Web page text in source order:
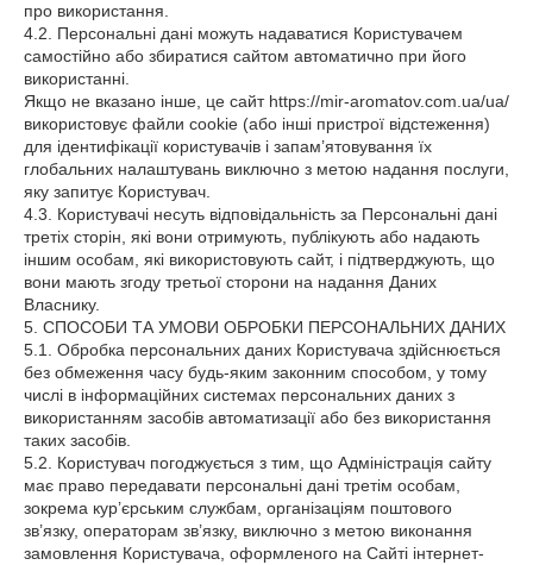
про використання.
4.2. Персональні дані можуть надаватися Користувачем
самостійно або збиратися сайтом автоматично при його
використанні.
Якщо не вказано інше, це сайт https://mir-aromatov.com.ua/ua/
використовує файли cookie (або інші пристрої відстеження)
для ідентифікації користувачів і запам’ятовування їх
глобальних налаштувань виключно з метою надання послуги,
яку запитує Користувач.
4.3. Користувачі несуть відповідальність за Персональні дані
третіх сторін, які вони отримують, публікують або надають
іншим особам, які використовують сайт, і підтверджують, що
вони мають згоду третьої сторони на надання Даних
Власнику.
5. СПОСОБИ ТА УМОВИ ОБРОБКИ ПЕРСОНАЛЬНИХ ДАНИХ
5.1. Обробка персональних даних Користувача здійснюється
без обмеження часу будь-яким законним способом, у тому
числі в інформаційних системах персональних даних з
використанням засобів автоматизації або без використання
таких засобів.
5.2. Користувач погоджується з тим, що Адміністрація сайту
має право передавати персональні дані третім особам,
зокрема кур’єрським службам, організаціям поштового
зв’язку, операторам зв’язку, виключно з метою виконання
замовлення Користувача, оформленого на Сайті інтернет-